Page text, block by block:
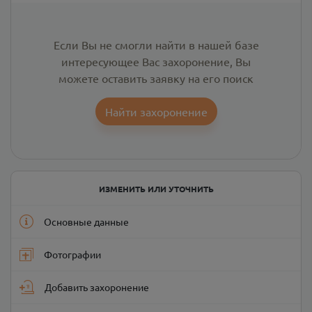
Если Вы не смогли найти в нашей базе
интересующее Вас захоронение, Вы
можете оставить заявку на его поиск
Найти захоронение
ИЗМЕНИТЬ ИЛИ УТОЧНИТЬ
Основные данные
Фотографии
Добавить захоронение